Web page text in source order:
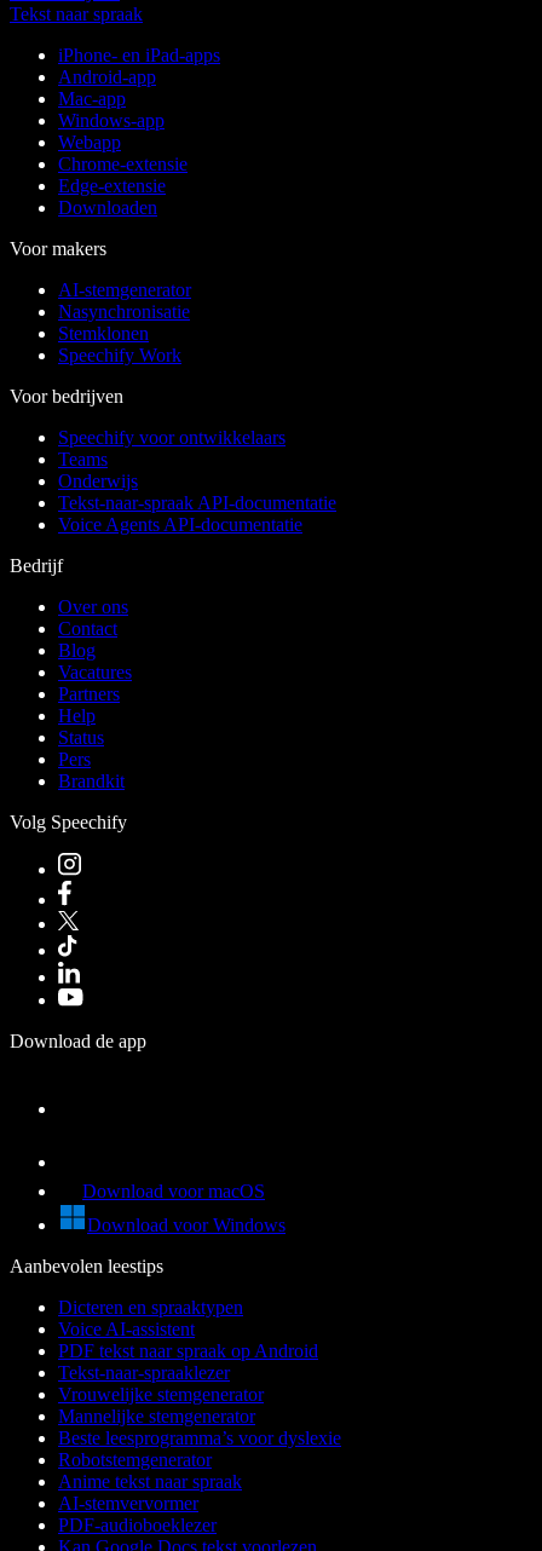
Tekst naar spraak
iPhone- en iPad-apps
Android-app
Mac-app
Windows-app
Webapp
Chrome-extensie
Edge-extensie
Downloaden
Voor makers
AI-stemgenerator
Nasynchronisatie
Stemklonen
Speechify Work
Voor bedrijven
Speechify voor ontwikkelaars
Teams
Onderwijs
Tekst-naar-spraak API-documentatie
Voice Agents API-documentatie
Bedrijf
Over ons
Contact
Blog
Vacatures
Partners
Help
Status
Pers
Brandkit
Volg Speechify
Download de app
Download voor macOS
Download voor Windows
Aanbevolen leestips
Dicteren en spraaktypen
Voice AI-assistent
PDF tekst naar spraak op Android
Tekst-naar-spraaklezer
Vrouwelijke stemgenerator
Mannelijke stemgenerator
Beste leesprogramma’s voor dyslexie
Robotstemgenerator
Anime tekst naar spraak
AI-stemvervormer
PDF-audioboeklezer